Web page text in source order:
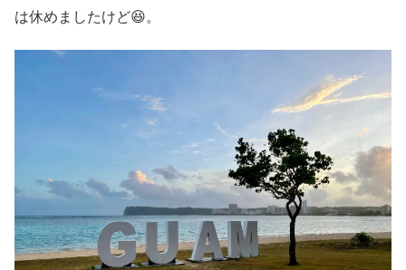
は休めましたけど😆。